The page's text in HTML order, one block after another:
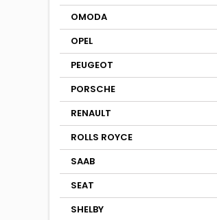
OMODA
OPEL
PEUGEOT
PORSCHE
RENAULT
ROLLS ROYCE
SAAB
SEAT
SHELBY